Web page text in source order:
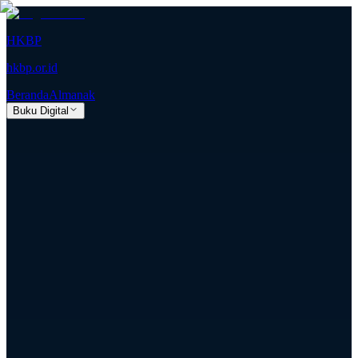
HKBP
hkbp.or.id
BerandaAlmanak
Buku Digital